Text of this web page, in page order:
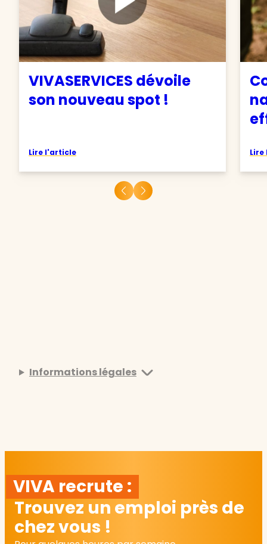
VIVASERVICES dévoile
son nouveau spot !
Lire l'article
Informations légales
VIVA recrute :
Trouvez un emploi près de
chez vous !